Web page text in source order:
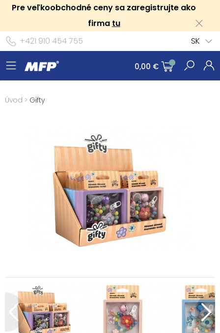
Pre veľkoobchodné ceny sa zaregistrujte ako
firma tu
+421 910 454 755
SK
0,00 €
Úvod > Gifty